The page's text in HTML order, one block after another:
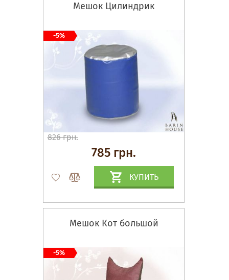
Мешок Цилиндрик
826 грн.
785 грн.
КУПИТЬ
-5%
Мешок Кот большой
-5%